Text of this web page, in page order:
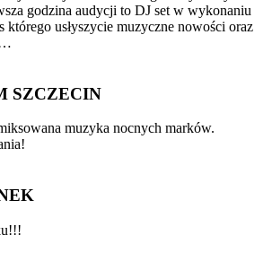
godzina audycji to DJ set w wykonaniu
usłyszycie muzyczne nowości oraz
SZCZECIN
muzyka nocnych marków.